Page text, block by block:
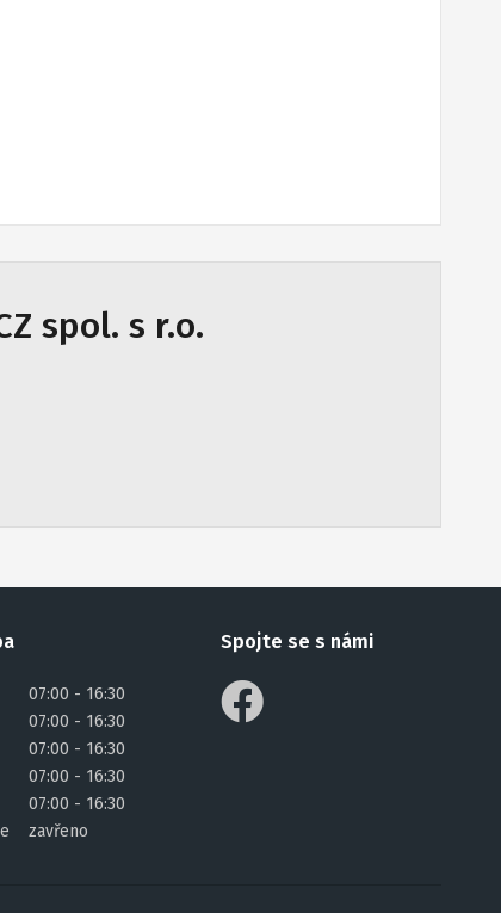
spol. s r.o.
07:00 - 16:30
07:00 - 16:30
07:00 - 16:30
07:00 - 16:30
07:00 - 16:30
zavřeno
Spojte se s námi